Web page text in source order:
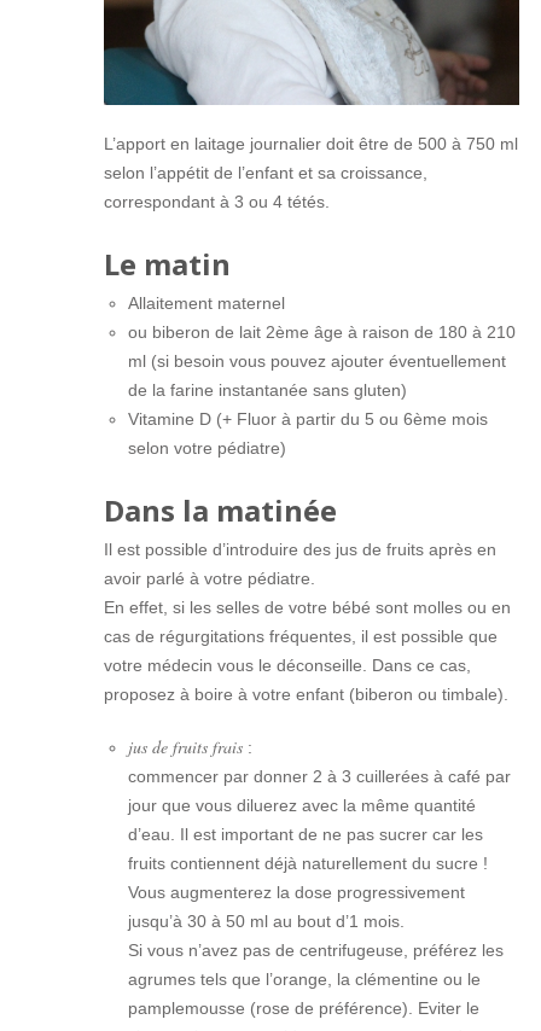
L’apport en laitage journalier doit être de 500 à 750 ml
selon l’appétit de l’enfant et sa croissance,
correspondant à 3 ou 4 tétés.
Le matin
Allaitement maternel
ou biberon de lait 2ème âge à raison de 180 à 210
ml (si besoin vous pouvez ajouter éventuellement
de la farine instantanée sans gluten)
Vitamine D (+ Fluor à partir du 5 ou 6ème mois
selon votre pédiatre)
Dans la matinée
Il est possible d’introduire des jus de fruits après en
avoir parlé à votre pédiatre.
En effet, si les selles de votre bébé sont molles ou en
cas de régurgitations fréquentes, il est possible que
votre médecin vous le déconseille. Dans ce cas,
proposez à boire à votre enfant (biberon ou timbale).
jus de fruits frais :
commencer par donner 2 à 3 cuillerées à café par
jour que vous diluerez avec la même quantité
d’eau. Il est important de ne pas sucrer car les
fruits contiennent déjà naturellement du sucre !
Vous augmenterez la dose progressivement
jusqu’à 30 à 50 ml au bout d’1 mois.
Si vous n’avez pas de centrifugeuse, préférez les
agrumes tels que l’orange, la clémentine ou le
pamplemousse (rose de préférence). Eviter le